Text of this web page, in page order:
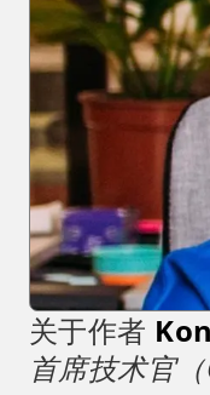
关于作者
首席技术官（